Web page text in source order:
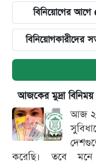
বিনিয়োগের
বিনিয়োগকারীদের
আজকের মুদ্রা
আজ
করেছি। তবে মনে